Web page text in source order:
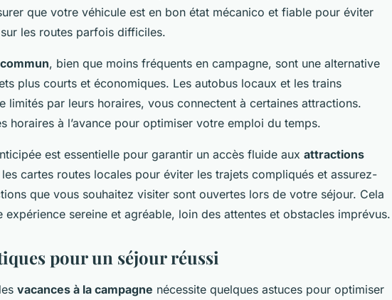
que votre véhicule est en bon état mécanico et fiable pour éviter
les routes parfois difficiles.
, bien que moins fréquents en campagne, sont une alternative
plus courts et économiques. Les autobus locaux et les trains
limités par leurs horaires, vous connectent à certaines attractions.
horaires à l’avance pour optimiser votre emploi du temps.
est essentielle pour garantir un accès fluide aux attractions
cartes routes locales pour éviter les trajets compliqués et assurez-
que vous souhaitez visiter sont ouvertes lors de votre séjour. Cela
expérience sereine et agréable, loin des attentes et obstacles imprévus.
pour un séjour réussi
vacances à la campagne nécessite quelques astuces pour optimiser